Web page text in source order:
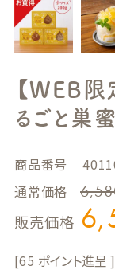
【WEB限
るごと巣
商品番号
通常価格
販売価格
65